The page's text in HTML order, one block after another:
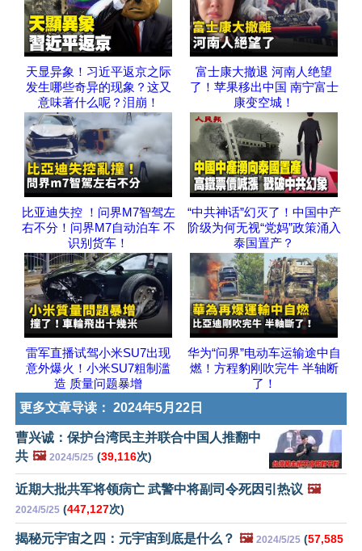
天显异象！习近平返京之际
发生哪些奇异的现象？这又
意味著什么呢？泪崩！
富士康大撤退 河南人绝望
了！苹果移出中国 南宁富士
康变空城！
比亚迪失控 ！问界M7智驾左
右不分！问界M7自动泊车 不
识别货车！
“中共神话”幻灭了！中国中产
阶级为何无视“党妈”政策涌入
泰国置产？
雷军直播试驾小米SU7出现
意外爆火！小米SU7粗制滥
造 质量问题暴增
华为“问界”电动车运输途中自
燃！方程豹刚吹完牛 半轴断
了！
更多文章导读： 2024年5月22日
曹兴诚：保护台湾民主并联合中国人推翻中
共 🖼️ 2024/5/25 (39,116次)
近期大批共军将领病亡 武警中将副司令死因引热议 🖼️
2024/5/25 (447,127次)
揭秘元宇宙之四：元宇宙到底是什么？ 🖼️ 2024/5/25 (57,585